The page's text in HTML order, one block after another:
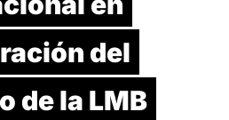
del
de la LMB